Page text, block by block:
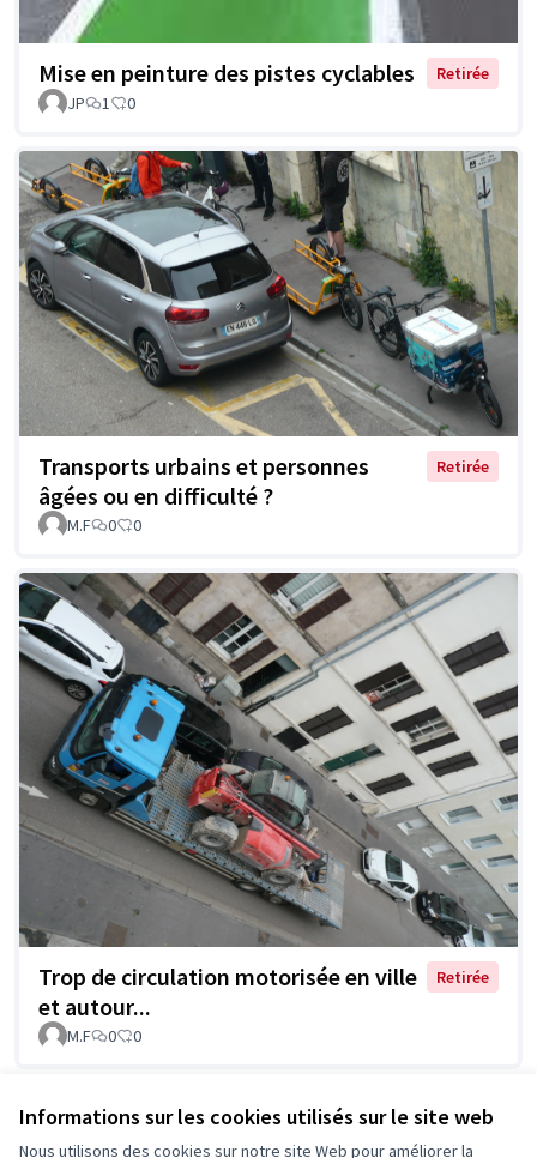
Informations sur les cookies utilisés sur le site web
Nous utilisons des cookies sur notre site Web pour améliorer la
Mise en peinture des pistes cyclables
Retirée
JP
1 0
Transports urbains et personnes
âgées ou en difficulté ?
Retirée
M.F 0 0
Trop de circulation motorisée en ville
et autour...
Retirée
M.F 0 0
Voir toutes les propositions